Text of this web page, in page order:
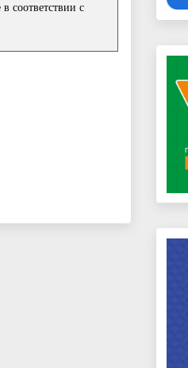
соответствии с